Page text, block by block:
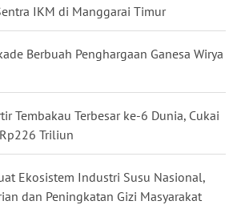
IKM di Manggarai Timur
Berbuah Penghargaan Ganesa Wirya
Tembakau Terbesar ke-6 Dunia, Cukai
Triliun
Ekosistem Industri Susu Nasional,
dan Peningkatan Gizi Masyarakat